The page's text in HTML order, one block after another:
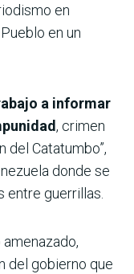
en
en un
a informar
, crimen
del Catatumbo”,
donde se
guerrillas.
del gobierno que